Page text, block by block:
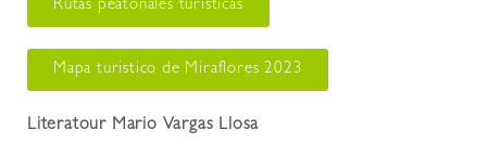
Rutas peatonales turísticas
Mapa turistico de Miraflores 2023
Literatour Mario Vargas Llosa